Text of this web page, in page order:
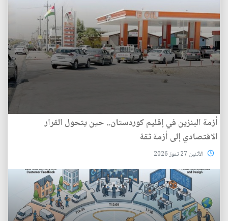
أزمة البنزين في إقليم كوردستان.. حين يتحول القرار
الاقتصادي إلى أزمة ثقة
الأثنين 27 تموز 2026